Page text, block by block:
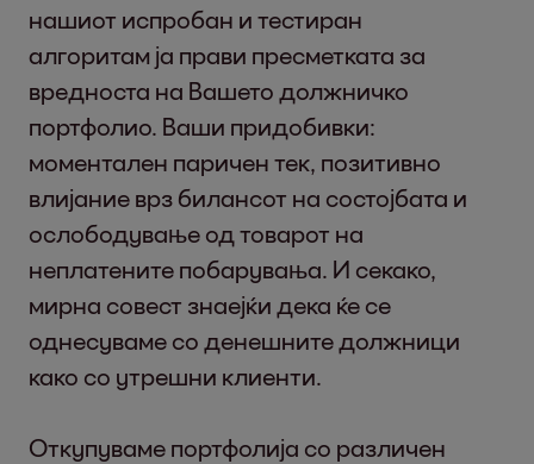
нашиот испробан и тестиран
алгоритам ја прави пресметката за
вредноста на Вашето должничко
портфолио. Ваши придобивки:
моментален паричен тек, позитивно
влијание врз билансот на состојбата и
ослободување од товарот на
неплатените побарувања. И секако,
мирна совест знаејќи дека ќе се
однесуваме со денешните должници
како со утрешни клиенти.
Откупуваме портфолија со различен